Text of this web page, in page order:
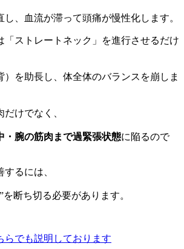
、血流が滞って頭痛が慢性化します。
「ストレートネック」を進行させるだけ
）を助長し、体全体のバランスを崩しま
けでなく、
・腕の筋肉まで過緊張状態に陥るので
るには、
を断ち切る必要があります。
らでも説明しております